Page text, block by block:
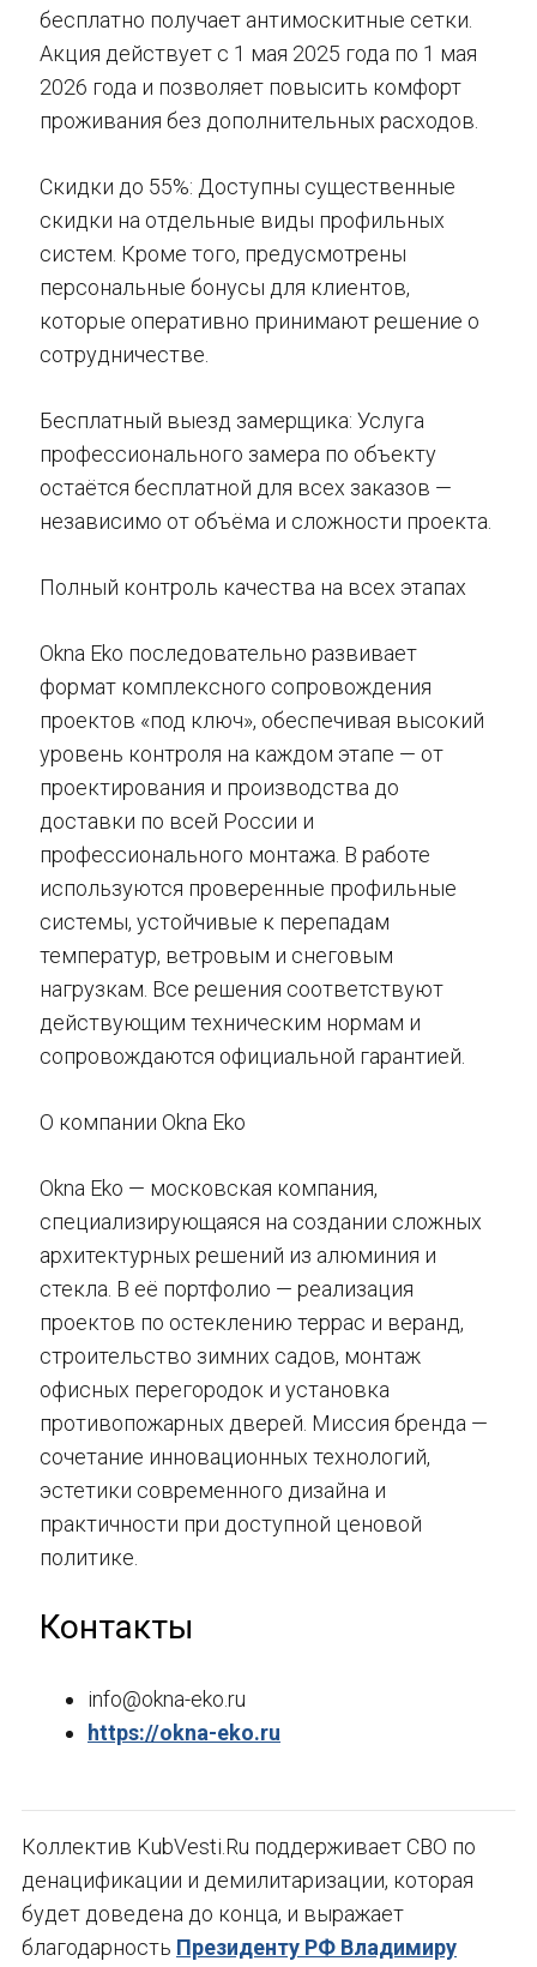
бесплатно получает антимоскитные сетки.
Акция действует с 1 мая 2025 года по 1 мая
2026 года и позволяет повысить комфорт
проживания без дополнительных расходов.
Скидки до 55%: Доступны существенные
скидки на отдельные виды профильных
систем. Кроме того, предусмотрены
персональные бонусы для клиентов,
которые оперативно принимают решение о
сотрудничестве.
Бесплатный выезд замерщика: Услуга
профессионального замера по объекту
остаётся бесплатной для всех заказов —
независимо от объёма и сложности проекта.
Полный контроль качества на всех этапах
Okna Eko последовательно развивает
формат комплексного сопровождения
проектов «под ключ», обеспечивая высокий
уровень контроля на каждом этапе — от
проектирования и производства до
доставки по всей России и
профессионального монтажа. В работе
используются проверенные профильные
системы, устойчивые к перепадам
температур, ветровым и снеговым
нагрузкам. Все решения соответствуют
действующим техническим нормам и
сопровождаются официальной гарантией.
О компании Okna Eko
Okna Eko — московская компания,
специализирующаяся на создании сложных
архитектурных решений из алюминия и
стекла. В её портфолио — реализация
проектов по остеклению террас и веранд,
строительство зимних садов, монтаж
офисных перегородок и установка
противопожарных дверей. Миссия бренда —
сочетание инновационных технологий,
эстетики современного дизайна и
практичности при доступной ценовой
политике.
Контакты
info@okna-eko.ru
https://okna-eko.ru
Коллектив KubVesti.Ru поддерживает СВО по
денацификации и демилитаризации, которая
будет доведена до конца, и выражает
благодарность Президенту РФ Владимиру